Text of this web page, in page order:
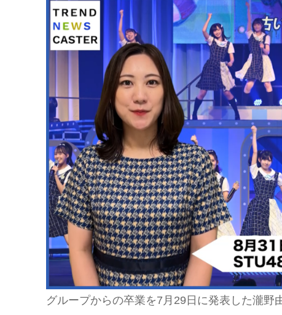
グループからの卒業を7月29日に発表した瀧